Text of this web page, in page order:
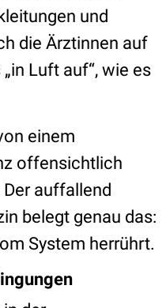
und
die Ärztinnen auf
Luft auf“, wie es
einem
offensichtlich
auffallend
belegt genau das:
System herrührt.